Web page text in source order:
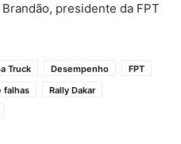
presidente da FPT
Truck Desempenho
FPT
falhas
Rally Dakar